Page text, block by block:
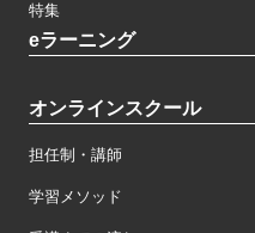
特集
eラーニング
オンラインスクール
担任制・講師
学習メソッド